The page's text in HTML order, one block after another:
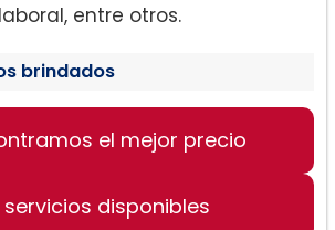
entre otros.
brindados
de Inmigración
Criminal
el mejor precio
servicios disponibles